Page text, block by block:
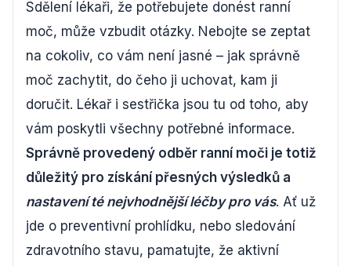
Sdělení lékaři, že potřebujete donést ranní
moč, může vzbudit otázky. Nebojte se zeptat
na cokoliv, co vám není jasné – jak správně
moč zachytit, do čeho ji uchovat, kam ji
doručit. Lékař i sestřička jsou tu od toho, aby
vám poskytli všechny potřebné informace.
Správně provedený odběr ranní moči je totiž
důležitý pro získání přesných výsledků a
nastavení té nejvhodnější léčby pro vás. Ať už
jde o preventivní prohlídku, nebo sledování
zdravotního stavu, pamatujte, že aktivní